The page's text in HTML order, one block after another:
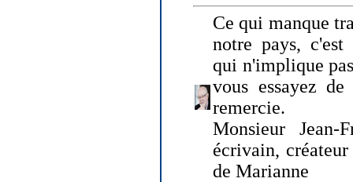
Ce qui manque
notre pays,
qui n'implique
vous essayez
remercie.
Monsieur Jean-
écrivain,
de Marianne